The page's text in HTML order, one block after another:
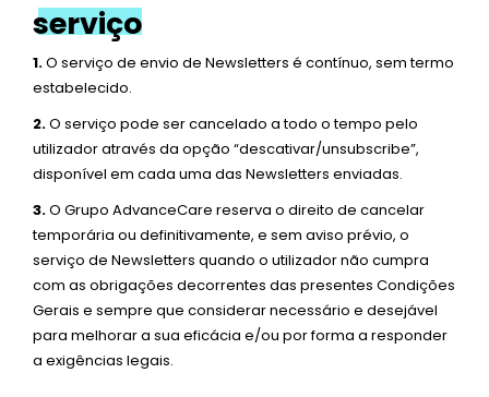
serviço
1.O serviço de envio de Newsletters é contínuo, sem termo
estabelecido.
2.O serviço pode ser cancelado a todo o tempo pelo
utilizador através da opção “descativar/unsubscribe”,
disponível em cada uma das Newsletters enviadas.
3.O Grupo AdvanceCare reserva o direito de cancelar
temporária ou definitivamente, e sem aviso prévio, o
serviço de Newsletters quando o utilizador não cumpra
com as obrigações decorrentes das presentes Condições
Gerais e sempre que considerar necessário e desejável
para melhorar a sua eficácia e/ou por forma a responder
a exigências legais.